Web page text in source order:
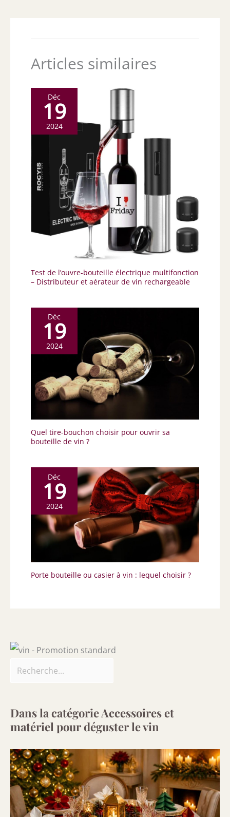
Articles similaires
Déc
19
2024
Test de l’ouvre-bouteille électrique multifonction
– Distributeur et aérateur de vin rechargeable
Déc
19
2024
Quel tire-bouchon choisir pour ouvrir sa
bouteille de vin ?
Déc
19
2024
Porte bouteille ou casier à vin : lequel choisir ?
Dans la catégorie Accessoires et
matériel pour déguster le vin